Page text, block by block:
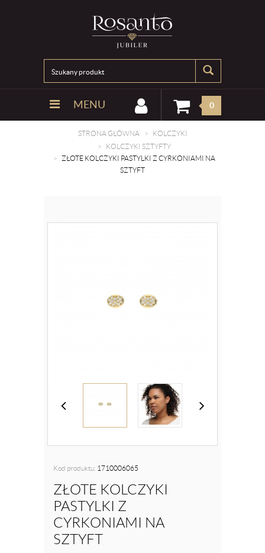
MENU 0
STRONA GŁÓWNA
KOLCZYKI
KOLCZYKI SZTYFTY
ZŁOTE KOLCZYKI PASTYLKI Z CYRKONIAMI NA
SZTYFT
Kod produktu: 1710006065
ZŁOTE KOLCZYKI
PASTYLKI Z
CYRKONIAMI NA
SZTYFT